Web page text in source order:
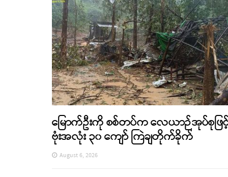
မြောက်ဦးကို စစ်တပ်က လေယာဉ်အုပ်စုဖြ
ဗုံးအလုံး ၃၀ ကျော် ကြဲချတိုက်ခိုက်
August 6, 2026